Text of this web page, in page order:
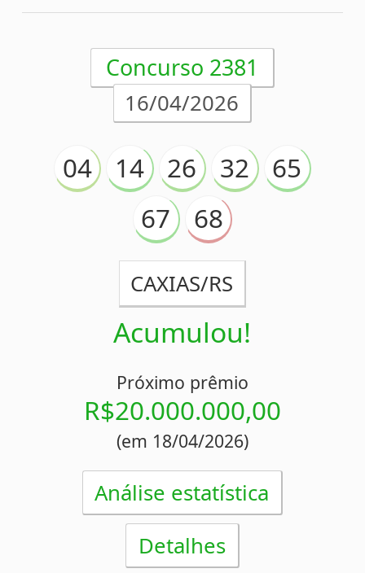
Detalhes
Concurso 2379
11/04/2026
35 48 56
58
75
78
Acumulou!
Próximo prêmio
R$18.700.000,00
(em 14/04/2026)
Análise estatística